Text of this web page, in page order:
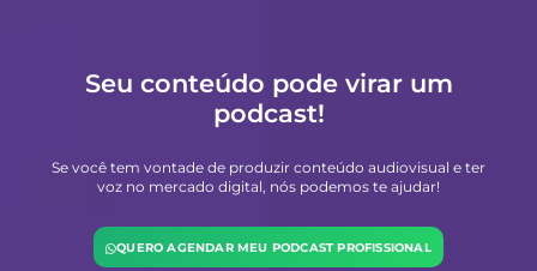
Seu conteúdo pode virar um
podcast!
Se você tem vontade de produzir conteúdo audiovisual e ter
voz no mercado digital, nós podemos te ajudar!
QUERO AGENDAR MEU PODCAST PROFISSIONAL